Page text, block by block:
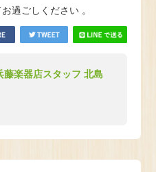
過ごしください 。
藤楽器店スタッフ 北島